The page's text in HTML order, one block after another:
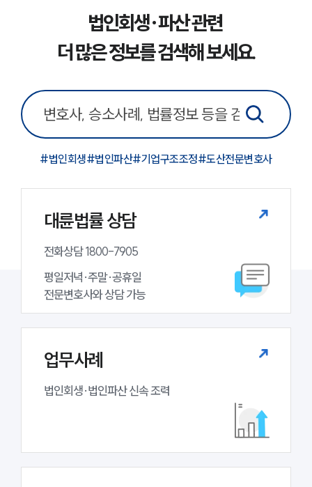
업무분야
전체
구성원 소개
법인회생파산전문변호사
소식/자료
공지사항
법률 블로그
법률서식
뉴스레터/브로슈어
세미나
대륜법률상담예약
대륜법률상담예약
법인회생·파산 관련
더 많은 정보를 검색해 보세요.
#법인회생#법인파산#기업구조조정#도산전문변호사
대륜법률 상담
전화상담 1800-7905
평일저녁·주말·공휴일
전문변호사와 상담 가능
업무사례
법인회생·법인파산 신속 조력